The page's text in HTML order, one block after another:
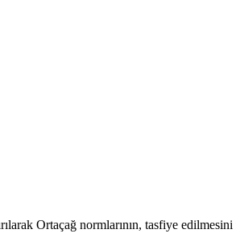
Ortaçağ normlarının, tasfiye